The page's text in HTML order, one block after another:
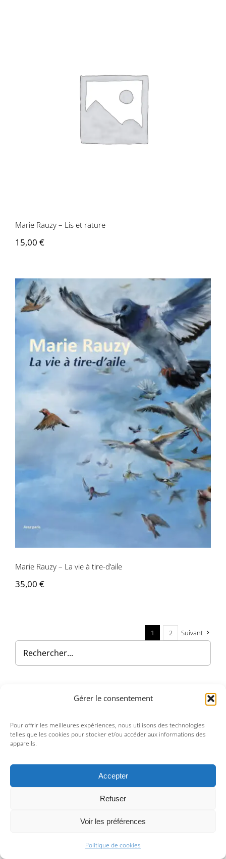
Gérer le consentement
Pour offrir les meilleures expériences, nous utilisons des technologies
telles que les cookies pour stocker et/ou accéder aux informations des
appareils.
Accepter
Refuser
Voir les préférences
Politique de cookies
Marie Rauzy – Lis et rature
Marie Rauzy – Lis et rature
15,00 €
Marie Rauzy – La vie à tire-d’aile
Marie Rauzy – La vie à tire-d’aile
35,00 €
1 2 Suivant
Prix
PrixFiltrer Prix : 0 € —25 000 €